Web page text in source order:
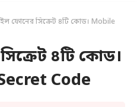
ফোনের সিক্রেট ৪টি কোড। Mobile
৪টি কোড।
Code